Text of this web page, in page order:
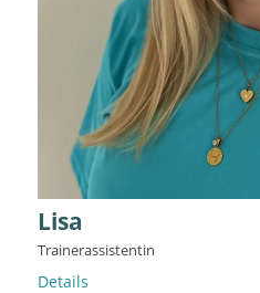
Lisa
Trainerassistentin
Details